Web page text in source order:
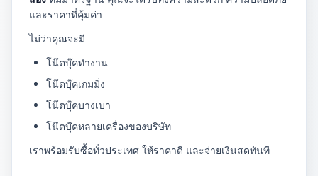
และราคาที่คุ้มค่า
ไม่ว่าคุณจะมี
โน๊ตบุ๊คทำงาน
โน๊ตบุ๊คเกมมิ่ง
โน๊ตบุ๊คบางเบา
โน๊ตบุ๊คหลายเครื่องของบริษัท
เราพร้อมรับซื้อทั่วประเทศ ให้ราคาดี และจ่ายเงินสดทันที